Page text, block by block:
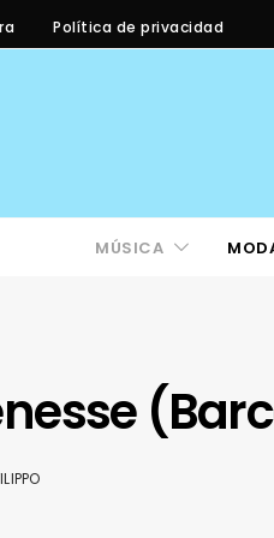
Política de privacidad
MÚSICA